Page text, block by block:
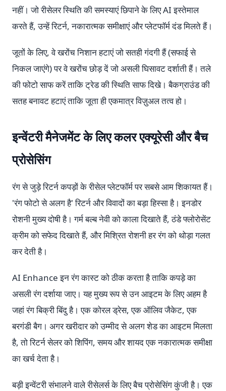
नहीं। जो रीसेलर स्थिति की समस्याएं छिपाने के लिए AI इस्तेमाल
करते हैं, उन्हें रिटर्न, नकारात्मक समीक्षाएं और प्लेटफॉर्म दंड मिलते हैं।
जूतों के लिए, वे खरोंच निशान हटाएं जो सतही गंदगी हैं (सफाई से
निकल जाएंगे) पर वे खरोंच छोड़ दें जो असली घिसावट दर्शाती हैं। तले
की फोटो साफ करें ताकि ट्रेड की स्थिति साफ दिखे। बैकग्राउंड की
सतह बनावट हटाएं ताकि जूता ही एकमात्र विज़ुअल तत्व हो।
इन्वेंटरी मैनेजमेंट के लिए कलर एक्यूरेसी और बैच
प्रोसेसिंग
रंग से जुड़े रिटर्न कपड़ों के रीसेल प्लेटफॉर्म पर सबसे आम शिकायत हैं।
'रंग फोटो से अलग है' रिटर्न और विवादों का बड़ा हिस्सा है। इनडोर
रोशनी मुख्य दोषी है। गर्म बल्ब नेवी को काला दिखाते हैं, ठंडे फ्लोरोसेंट
क्रीम को सफेद दिखाते हैं, और मिश्रित रोशनी हर रंग को थोड़ा गलत
कर देती है।
AI Enhance इन रंग कास्ट को ठीक करता है ताकि कपड़े का
असली रंग दर्शाया जाए। यह मुख्य रूप से उन आइटम के लिए अहम है
जहां रंग बिक्री बिंदु है। एक कोरल ड्रेस, एक ऑलिव जैकेट, एक
बरगंडी बैग। अगर खरीदार को उम्मीद से अलग शेड का आइटम मिलता
है, तो रिटर्न सेलर को शिपिंग, समय और शायद एक नकारात्मक समीक्षा
का खर्च देता है।
बड़ी इन्वेंटरी संभालने वाले रीसेलर्स के लिए बैच प्रोसेसिंग कुंजी है। एक